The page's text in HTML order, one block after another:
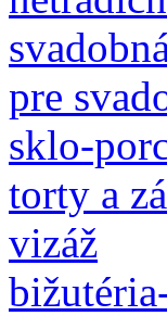
pre
sklo-
torty a
vizáž